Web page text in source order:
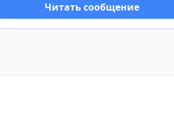
Читать сообщение